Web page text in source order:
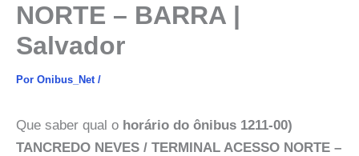
NORTE – BARRA |
Salvador
Por Onibus_Net /
Que saber qual o horário do ônibus 1211-00)
TANCREDO NEVES / TERMINAL ACESSO NORTE –